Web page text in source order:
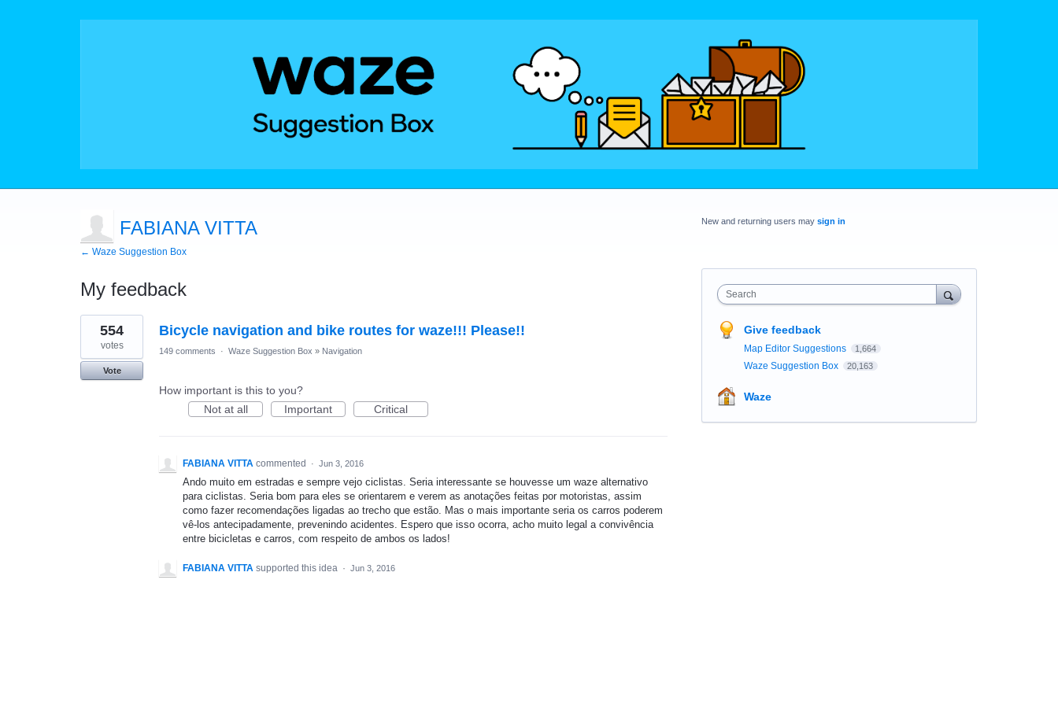
FABIANA VITTA
← Waze Suggestion Box
My feedback
1
result
found
Bicycle navigation and bike routes for waze!!! Please!!
554
votes
Vote
149 comments · Waze Suggestion Box » Navigation
How important is this to you?
Not at all
Important Critical
FABIANA VITTA commented · Jun 3, 2016
Ando muito em estradas e sempre vejo ciclistas. Seria interessante se houvesse um waze alternativo
para ciclistas. Seria bom para eles se orientarem e verem as anotações feitas por motoristas, assim
como fazer recomendações ligadas ao trecho que estão. Mas o mais importante seria os carros poderem
vê-los antecipadamente, prevenindo acidentes. Espero que isso ocorra, acho muito legal a convivência
entre bicicletas e carros, com respeito de ambos os lados!
FABIANA VITTA supported this idea · Jun 3, 2016
New and returning users may sign in
Search
Give feedback
Map Editor Suggestions 1,664
Waze Suggestion Box 20,163
Waze